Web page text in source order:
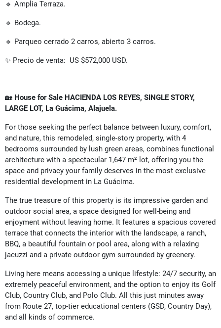
🔹 Amplia Terraza.
🔹 Bodega.
🔹 Parqueo cerrado 2 carros, abierto 3 carros.
✨ Precio de venta: US $572,000 USD.
🏡 House for Sale HACIENDA LOS REYES, SINGLE STORY,
LARGE LOT, La Guácima, Alajuela.
For those seeking the perfect balance between luxury, comfort,
and nature, this remodeled, single-story property, with 4
bedrooms surrounded by lush green areas, combines functional
architecture with a spectacular 1,647 m² lot, offering you the
space and privacy your family deserves in the most exclusive
residential development in La Guácima.
The true treasure of this property is its impressive garden and
outdoor social area, a space designed for well-being and
enjoyment without leaving home. It features a spacious covered
terrace that connects the interior with the landscape, a ranch,
BBQ, a beautiful fountain or pool area, along with a relaxing
jacuzzi and a private outdoor gym surrounded by greenery.
Living here means accessing a unique lifestyle: 24/7 security, an
extremely peaceful environment, and the option to enjoy its Golf
Club, Country Club, and Polo Club. All this just minutes away
from Route 27, top-tier educational centers (GSD, Country Day),
and all kinds of commerce.